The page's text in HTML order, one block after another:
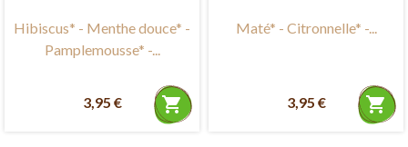
Hibiscus* - Menthe douce* -
Pamplemousse* -...
3,95 € shopping_cart
Maté* - Citronnelle* -...
3,95 € shopping_cart